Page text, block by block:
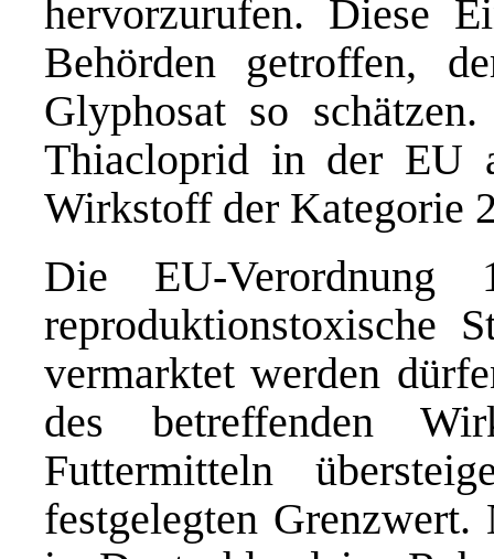
hervorzurufen. Diese
Behörden getroffen,
Glyphosat so
Thiacloprid in der EU
Wirkstoff der Kategorie
Die EU-Verordnung
reproduktionstoxische
vermarktet werden
des betreffenden
Futtermitteln
festgelegten